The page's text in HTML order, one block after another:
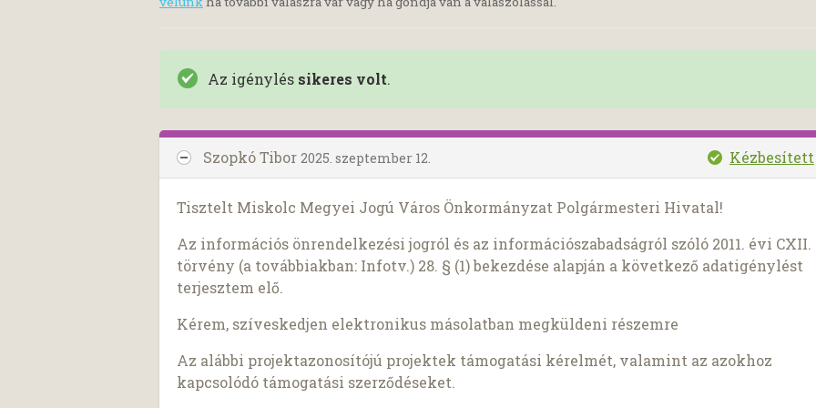
Az igénylés sikeres volt.
Szopkó Tibor 2025. szeptember 12. Kézbesített
Tisztelt Miskolc Megyei Jogú Város Önkormányzat Polgármesteri Hivatal!
Az információs önrendelkezési jogról és az információszabadságról szóló 2011. évi CXII.
törvény (a továbbiakban: Infotv.) 28. § (1) bekezdése alapján a következő adatigénylést
terjesztem elő.
Kérem, szíveskedjen elektronikus másolatban megküldeni részemre
Az alábbi projektazonosítójú projektek támogatási kérelmét, valamint az azokhoz
kapcsolódó támogatási szerződéseket.